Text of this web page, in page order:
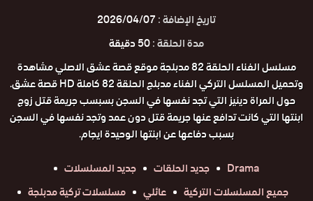
تاريخ الإضافة :2026/04/07
مدة الحلقة :50 دقيقة
مسلسل الفناء الحلقة 82 مدبلجة موقع قصة عشق الاصلي مشاهدة
وتحميل المسلسل التركي الفناء مدبلج الحلقة 82 كاملة HD قصة عشق.
حول المراة دينيز التي تجد نفسها في السجن بسبسب جريمة قتل زوج
ابنتها التي كانت تدافع عنها جريمة قتل دون عمد وتجد نفسها في السجن
بسبب دفاعها عن ابنتها الوحيدة ايجام.
Drama
جديد الحلقات
جديد المسلسلات
جميع المسلسلات التركية
عائلي
مسلسلات تركية مدبلجة